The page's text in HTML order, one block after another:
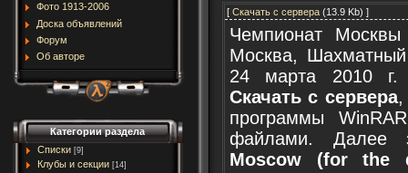
Фото 1913-2006
Доска объявлений
Форум
Об авторе
Категории раздела
Списки [9]
Клубы и секции [14]
[ Скачать с сервера (13.9 Kb) ]
Чемпионат
Москва,
24 марта 2010
Скачать с сервера,
программы
файлами. Далее
Moscow (for the